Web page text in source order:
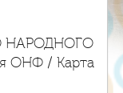
НАРОДНОГО
ОНФ / Карта